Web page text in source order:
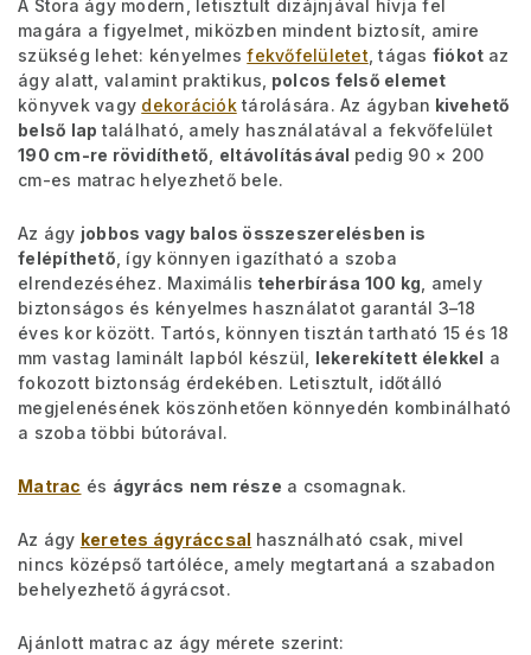
A Stora ágy modern, letisztult dizájnjával hívja fel
magára a figyelmet, miközben mindent biztosít, amire
szükség lehet: kényelmesfekvőfelületet , tágas fiókot az
ágy alatt, valamint praktikus, polcos felső elemet
könyvek vagy dekorációktárolására. Az ágyban kivehető
belső lap található, amely használatával a fekvőfelület
190 cm-re rövidíthető
eltávolításával pedig 90 × 200
cm-es matrac helyezhető bele.
Az ágy jobbos vagy balos összeszerelésben is
felépíthető , így könnyen igazítható a szoba
elrendezéséhez. Maximális teherbírása 100 kg , amely
biztonságos és kényelmes használatot garantál 3–18
éves kor között. Tartós, könnyen tisztán tartható 15 és 18
mm vastag laminált lapból készül, lekerekített élekkel a
fokozott biztonság érdekében. Letisztult, időtálló
megjelenésének köszönhetően könnyedén kombinálható
a szoba többi bútorával.
Matrac és ágyrács nem része a csomagnak.
Az ágy keretes ágyráccsal használható csak, mivel
nincs középső tartóléce, amely megtartaná a szabadon
behelyezhető ágyrácsot.
Ajánlott matrac az ágy mérete szerint: